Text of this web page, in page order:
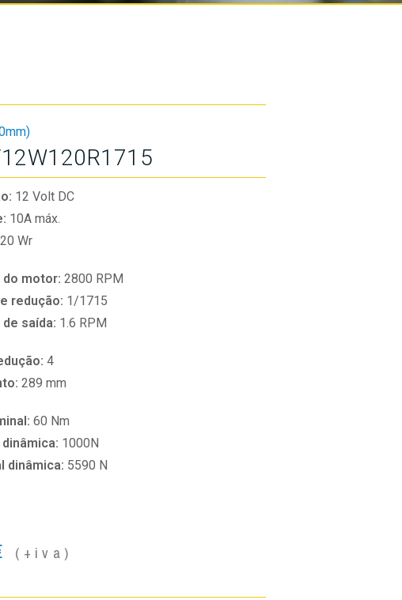
12 Volt DC
10A máx.
Wr
motor: 2800 RPM
redução: 1/1715
saída: 1.6 RPM
4
289 mm
60 Nm
1000N
dinâmica: 5590 N
(+iva)